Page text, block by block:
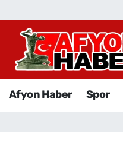
Afyon Haber Spor
Afyon Haber